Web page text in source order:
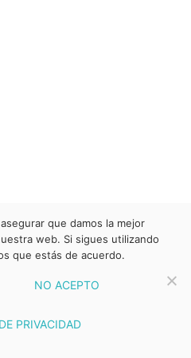
que damos la mejor
web. Si sigues utilizando
que estás de acuerdo.
NO ACEPTO
PRIVACIDAD